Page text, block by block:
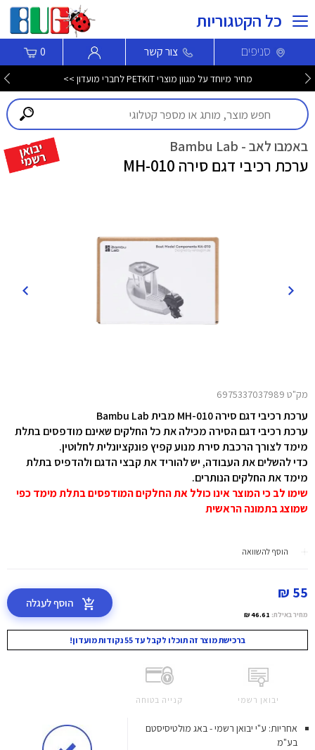
כל הקטגוריות
סניפים צור קשר 0
מחיר מיוחד על מגוון מוצרי PETKIT לחברי מועדון >>
באמבו לאב - Bambu Lab
ערכת רכיבי דגם סירה MH-010
מק"ט 6975337037989
ערכת רכיבי דגם סירה MH-010
מבית Bambu Lab
ערכת רכיבי דגם הסירה מכילה את כל החלקים שאינם מודפסים בתלת
מימד לצורך הרכבת סירת מנוע קפיץ פונקציונלית לחלוטין.
כדי להשלים את העבודה, יש להוריד את קבצי הדגם ולהדפיס בתלת
מימד את החלקים הנותרים.
שימו לב כי המוצר אינו כולל את החלקים המודפסים בתלת מימד כפי
שמוצג בתמונה הראשית
הוסף להשוואה
55 ₪
מחיר באילת: 46.61 ₪
הוסף לעגלה
ברכישת מוצר זה תוכלו לקבל עד 55 נקודות מועדון!
יבואן רשמי קנייה בטוחה
אחריות: ע"י יבואן רשמי - באג מולטיסיסטם
בע"מ